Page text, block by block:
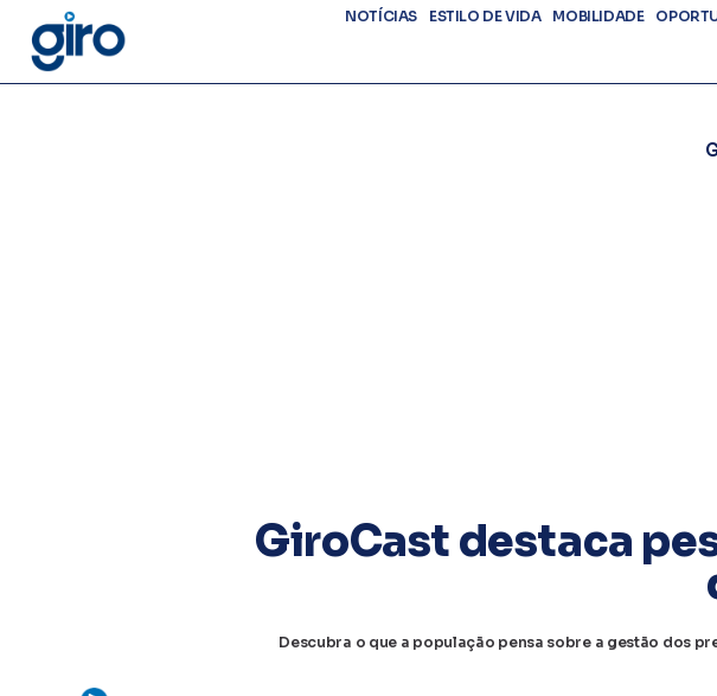
NOTÍCIAS ESTILO DE VIDA MOBILIDADE
GiroCast destaca
Descubra o que a população pensa sobre a gestão dos